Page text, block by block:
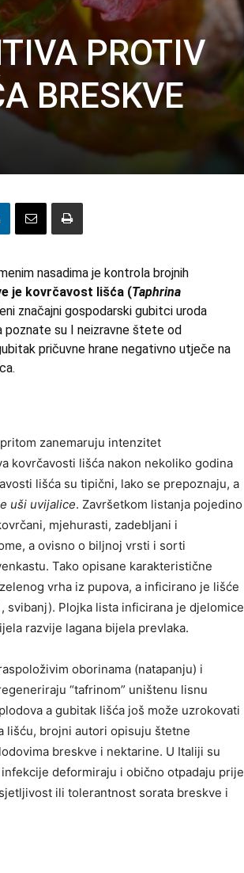
PROTIV
BRESKVE
nasadima je kontrola brojnih
je kovrčavost lišća (Taphrina
značajni gospodarski gubitci uroda
poznate su I neizravne štete od
pričuvne hrane negativno utječe na
zanemaruju intenzitet
kovrčavosti lišća nakon nekoliko godina
lišća su tipični, lako se prepoznaju, a
uši uvijalice. Završetkom listanja pojedino
mjehurasti, zadebljani i
a ovisno o biljnoj vrsti i sorti
Tako opisane karakteristične
vrha iz pupova, a inficirano je lišće
Plojka lista inficirana je djelomice
razvije lagana bijela prevlaka.
oborinama (natapanju) i
“tafrinom” uništenu lisnu
a gubitak lišća još može uzrokovati
lišću, brojni autori opisuju štetne
breskve i nektarine. U Italiji su
deformiraju i obično otpadaju prije
ili tolerantnost sorata breskve i